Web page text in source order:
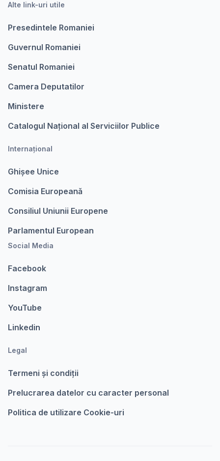
Alte link-uri utile
Presedintele Romaniei
Guvernul Romaniei
Senatul Romaniei
Camera Deputatilor
Ministere
Catalogul Național al Serviciilor Publice
Internațional
Ghișee Unice
Comisia Europeanǎ
Consiliul Uniunii Europene
Parlamentul European
Social Media
Facebook
Instagram
YouTube
Linkedin
Legal
Termeni şi condiții
Prelucrarea datelor cu caracter personal
Politica de utilizare Cookie-uri